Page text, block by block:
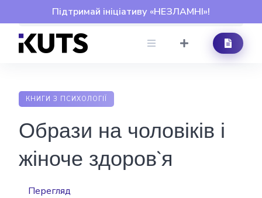
Підтримай ініціативу «НЕЗЛАМНІ»!
to
content
КНИГИ З ПСИХОЛОГІЇ
Образи на чоловіків і
жіноче здоров`я
Перегляд